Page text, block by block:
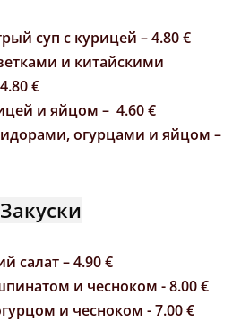
суп с курицей – 4.80 €
и китайскими
€
и яйцом – 4.60 €
огурцами и яйцом –
Закуски
салат – 4.90 €
и чесноком - 8.00 €
и чесноком - 7.00 €